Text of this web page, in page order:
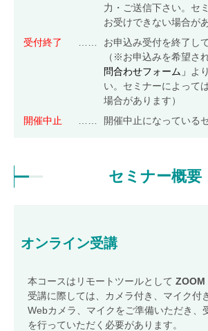
力・ご送信下さい。セ
お受けできない場合が
受付終了
お申込み受付を終了し
（※お申込みを希望さ
問合わせフォーム」
よ
い。セミナーによって
場合があります）
開催中止
開催中止になっている
セミナー概要
オンライン受講
本コースはリモートツールとして ZOOM
受講に際しては、カメラ付き、マイク付
Webカメラ、マイクをご準備いただき、
を行っていただく必要があります。
ISO 14001 / ISO 9001規格改訂(ISO
(ISO 14001)
(ISO 9001)
情報セキュリティセミナー(ISO/IEC
(ISO 45001)
食品安全セミナー(ISO 22000)(FSSC
環境・品質統合セミナー(ISO 14001)
オンデマンドセミナー
スケジュール
会場受講のご案内